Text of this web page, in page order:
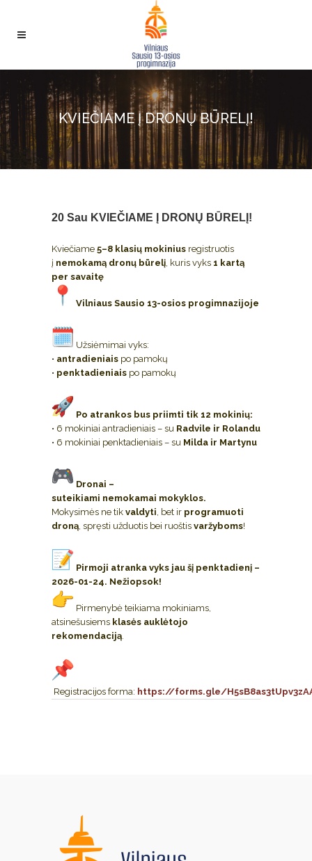
KVIEČIAME Į DRONŲ BŪRELĮ!
20 Sau KVIEČIAME Į DRONŲ BŪRELĮ!
Kviečiame 5–8 klasių mokinius registruotis
į nemokamą dronų būrelį , kuris vyks 1 kartą
per savaitę
Vilniaus Sausio 13-osios progimnazijoje
Užsiėmimai vyks:
• antradieniais po pamokų
• penktadieniais po pamokų
Po atrankos bus priimti tik 12 mokinių:
• 6 mokiniai antradieniais – su Radvile ir Rolandu
• 6 mokiniai penktadieniais – su Milda ir Martynu
Dronai –
suteikiami nemokamai mokyklos.
Mokysimės ne tik valdyti , bet ir programuoti
droną , spręsti užduotis bei ruoštis varžyboms!
Pirmoji atranka vyks jau šį penktadienį –
2026-01-24. Nežiopsok!
Pirmenybė teikiama mokiniams,
atsinešusiems klasės auklėtojo
rekomendaciją
Registracijos forma: https://forms.gle/